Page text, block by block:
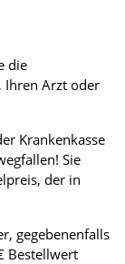
die
Ihren Arzt oder
Krankenkasse
Sie
der in
gegebenenfalls
Bestellwert